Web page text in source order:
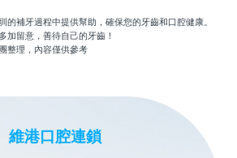
補牙過程中提供幫助，確保您的牙齒和口腔健康。
加留意，善待自己的牙齒！
理，內容僅供參考
維港口腔連鎖